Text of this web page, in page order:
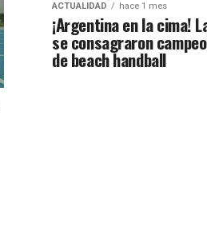
ACTUALIDAD hace 1 mes
¡Argentina en la cima!
se consagraron
de beach handball